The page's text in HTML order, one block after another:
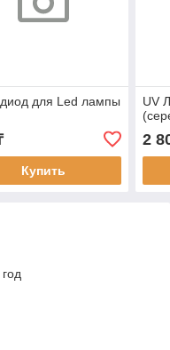
для Led лампы
Купить
UV
2